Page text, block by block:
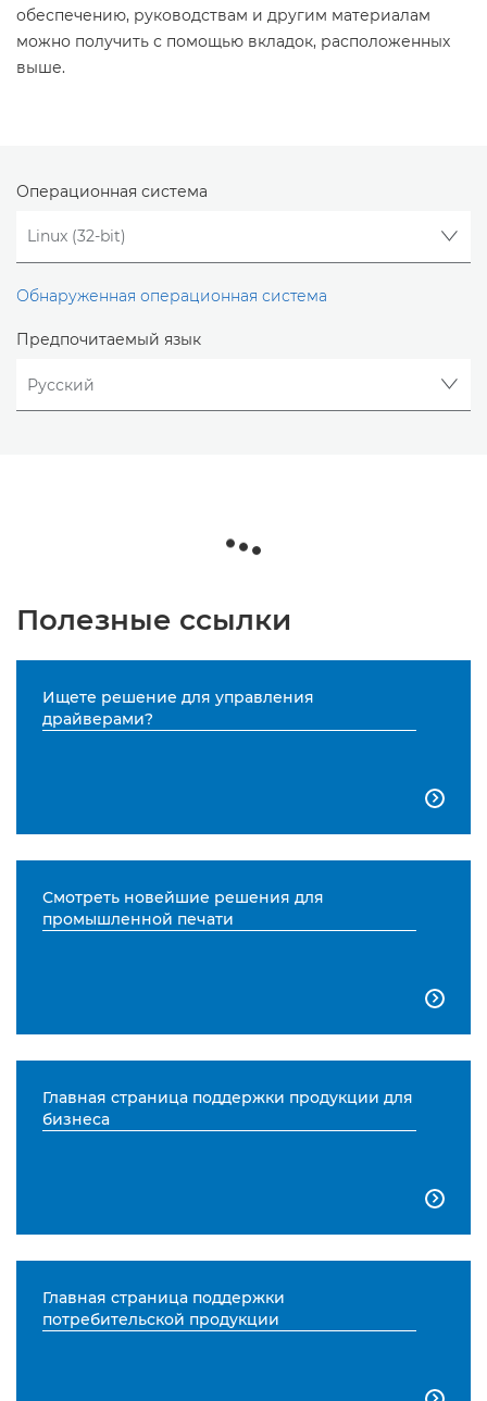
обеспечению, руководствам и другим материалам
можно получить с помощью вкладок, расположенных
выше.
Операционная система
Обнаруженная операционная система
Предпочитаемый язык
Полезные ссылки
Ищете решение для управления
драйверами?

Смотреть новейшие решения для
промышленной печати

Главная страница поддержки продукции для
бизнеса

Главная страница поддержки
потребительской продукции
